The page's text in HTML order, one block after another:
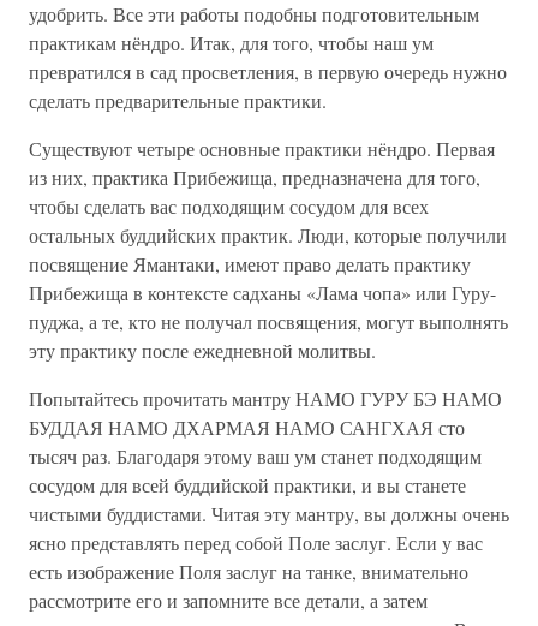
удобрить. Все эти работы подобны подготовительным
практикам нёндро. Итак, для того, чтобы наш ум
превратился в сад просветления, в первую очередь нужно
сделать предварительные практики.
Существуют четыре основные практики нёндро. Первая
из них, практика Прибежища, предназначена для того,
чтобы сделать вас подходящим сосудом для всех
остальных буддийских практик. Люди, которые получили
посвящение Ямантаки, имеют право делать практику
Прибежища в контексте садханы «Лама чопа» или Гуру-
пуджа, а те, кто не получал посвящения, могут выполнять
эту практику после ежедневной молитвы.
Попытайтесь прочитать мантру НАМО ГУРУ БЭ НАМО
БУДДАЯ НАМО ДХАРМАЯ НАМО САНГХАЯ сто
тысяч раз. Благодаря этому ваш ум станет подходящим
сосудом для всей буддийской практики, и вы станете
чистыми буддистами. Читая эту мантру, вы должны очень
ясно представлять перед собой Поле заслуг. Если у вас
есть изображение Поля заслуг на танке, внимательно
рассмотрите его и запомните все детали, а затем